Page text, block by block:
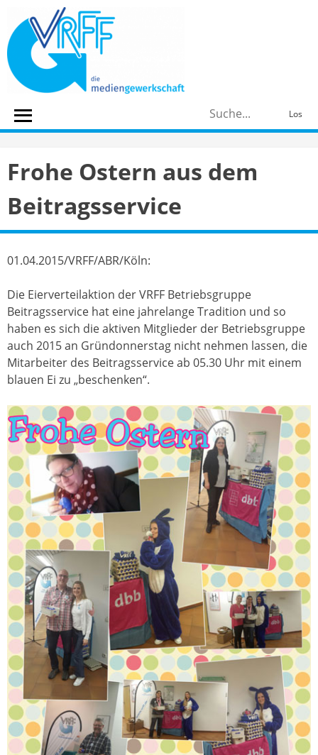
content
Los
Frohe Ostern aus dem
Beitragsservice
01.04.2015/VRFF/ABR/Köln:
Die Eierverteilaktion der VRFF Betriebsgruppe
Beitragsservice hat eine jahrelange Tradition und so
haben es sich die aktiven Mitglieder der Betriebsgruppe
auch 2015 an Gründonnerstag nicht nehmen lassen, die
Mitarbeiter des Beitragsservice ab 05.30 Uhr mit einem
blauen Ei zu „beschenken“.